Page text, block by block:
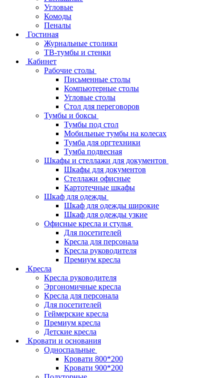
Угловые
Комоды
Пеналы
Гостиная
Журнальные столики
ТВ‑тумбы и стенки
Кабинет
Рабочие столы
Письменные столы
Компьютерные столы
Угловые столы
Стол для переговоров
Тумбы и боксы
Тумбы под стол
Мобильные тумбы на колесах
Тумба для оргтехники
Тумба подвесная
Шкафы и стеллажи для документов
Шкафы для документов
Стеллажи офисные
Картотечные шкафы
Шкаф для одежды
Шкаф для одежды широкие
Шкаф для одежды узкие
Офисные кресла и стулья
Для посетителей
Кресла для персонала
Кресла руководителя
Премиум кресла
Кресла
Кресла руководителя
Эргономичные кресла
Кресла для персонала
Для посетителей
Геймерские кресла
Премиум кресла
Детские кресла
Кровати и основания
Односпальные
Кровати 800*200
Кровати 900*200